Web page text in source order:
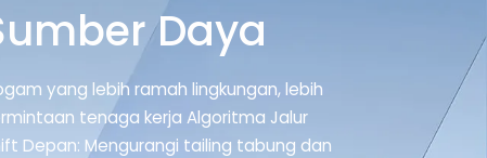
Daya
yang lebih ramah lingkungan, lebih
tenaga kerja Algoritma Jalur
Depan: Mengurangi tailing tabung dan